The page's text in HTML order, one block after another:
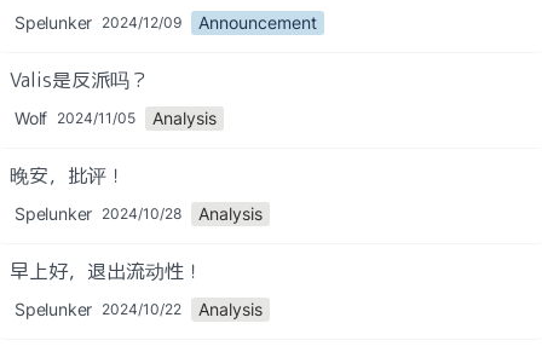
Spelunker 2024/12/09 Announcement
Valis是反派吗？
Wolf 2024/11/05 Analysis
晚安，批评！
Spelunker 2024/10/28 Analysis
早上好，退出流动性！
Spelunker 2024/10/22 Analysis